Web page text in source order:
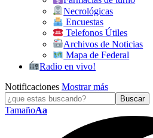
Necrológicas
Encuestas
Telefonos Útiles
Archivos de Noticias
Mapa de Federal
Radio en vivo!
Notificaciones Mostrar más
TamañoAa